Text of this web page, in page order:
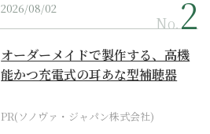
2026/08/02
No.
オーダーメイドで製作する、高機
能かつ充電式の耳あな型補聴器
PR(ソノヴァ・ジャパン株式会社)